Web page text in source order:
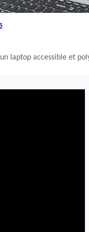
un laptop accessible et